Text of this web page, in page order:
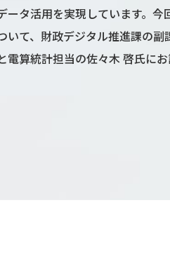
ータ活用を実現しています。
いて、財政デジタル推進課の
電算統計担当の佐々木 啓氏にお